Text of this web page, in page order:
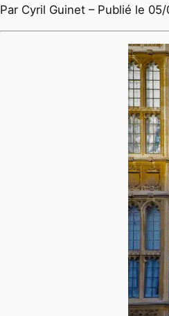
Par Cyril Guinet – Publié le